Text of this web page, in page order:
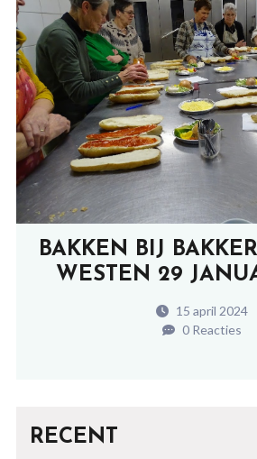
BAKKEN BIJ
WESTEN 29
15 april 2024
0 Reacties
RECENT